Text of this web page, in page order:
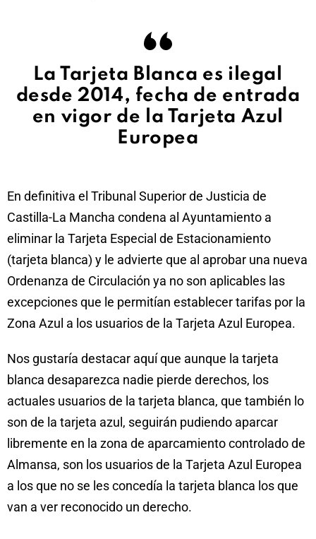
La Tarjeta Blanca es ilegal
desde 2014, fecha de entrada
en vigor de la Tarjeta Azul
Europea
En definitiva el Tribunal Superior de Justicia de
Castilla-La Mancha condena al Ayuntamiento a
eliminar la Tarjeta Especial de Estacionamiento
(tarjeta blanca) y le advierte que al aprobar una nueva
Ordenanza de Circulación ya no son aplicables las
excepciones que le permitían establecer tarifas por la
Zona Azul a los usuarios de la Tarjeta Azul Europea.
Nos gustaría destacar aquí que aunque la tarjeta
blanca desaparezca nadie pierde derechos, los
actuales usuarios de la tarjeta blanca, que también lo
son de la tarjeta azul, seguirán pudiendo aparcar
libremente en la zona de aparcamiento controlado de
Almansa, son los usuarios de la Tarjeta Azul Europea
a los que no se les concedía la tarjeta blanca los que
van a ver reconocido un derecho.